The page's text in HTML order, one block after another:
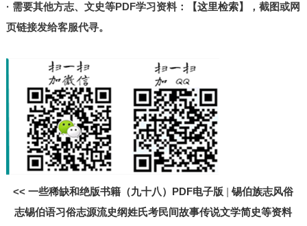
· 需要其他方志、文史等PDF学习资料：
【这里检索】
，截图或网
页链接发给客服代寻。
<<一些稀缺和绝版书籍（九十八）PDF电子版 |锡伯族志风俗
志锡伯语习俗志源流史纲姓氏考民间故事传说文学简史等资料